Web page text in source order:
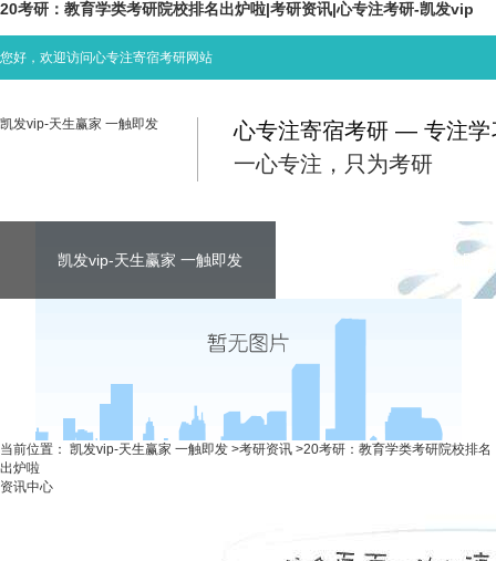
20考研：教育学类考研院校排名出炉啦|考研资讯|心专注考研-凯发vip
您好，欢迎访问心专注寄宿考研网站
凯发vip-天生赢家 一触即发
心专注寄宿考研 — 专注学
一心专注，只为考研
凯发vip-天生赢家 一触即发 凯发vip-天生赢家 一触即发
凯发vip-天生赢家 一触即发 考研资讯
当前位置： 凯发vip-天生赢家 一触即发 >考研资讯 >20考研：教育学类考研院校排名
出炉啦
资讯中心